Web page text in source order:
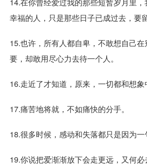
幸福的人，只是那些日子已成过去，要
15.也许，所有人都自卑，不敢想自己
要，却敢用尽心力去待一个人。
16.走近了才知道，原来，一切都和想象
17.痛苦地将就，不如痛快的分手。
18.很多时候，感动和失落都只是因为一
19.你说把爱渐渐放下会走更远，又何